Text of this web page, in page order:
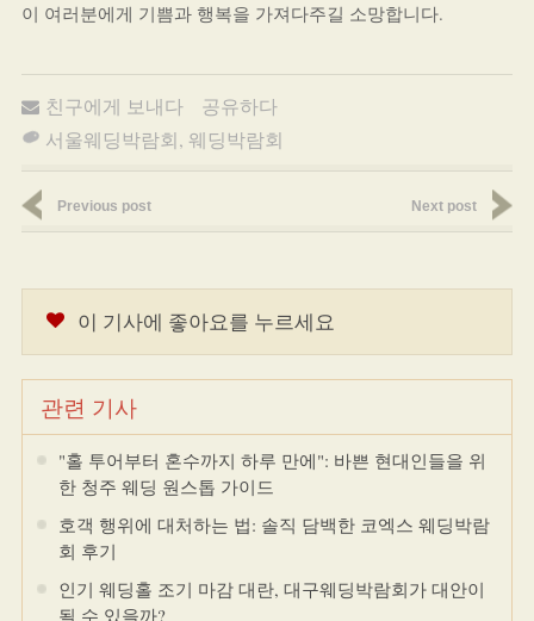
이 여러분에게 기쁨과 행복을 가져다주길 소망합니다.
친구에게 보내다
공유하다
서울웨딩박람회, 웨딩박람회
Previous post Next post
이 기사에 좋아요를 누르세요
관련 기사
"홀 투어부터 혼수까지 하루 만에": 바쁜 현대인들을 위
한 청주 웨딩 원스톱 가이드
호객 행위에 대처하는 법: 솔직 담백한 코엑스 웨딩박람
회 후기
인기 웨딩홀 조기 마감 대란, 대구웨딩박람회가 대안이
될 수 있을까?